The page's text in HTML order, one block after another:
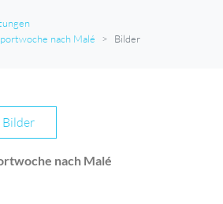
nach Malé
Bilder
Bilder
nach Malé